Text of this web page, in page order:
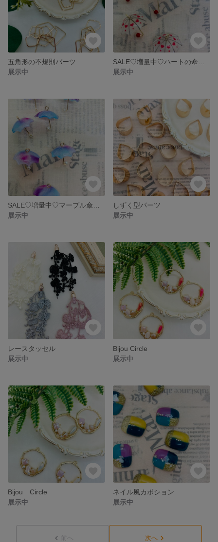
五角形の不規則パーツ
展示中
展示中
展示中
しずく型パーツ
展示中
レースタッセル
展示中
Bijou Circle
展示中
Bijou Circle
展示中
ネイル風カボション
展示中
前へ 次へ